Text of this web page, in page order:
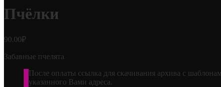
Пчёлки
90.00₽
Забавные пчелята
После оплаты ссылка для скачивания архива с
указанного Вами адреса.